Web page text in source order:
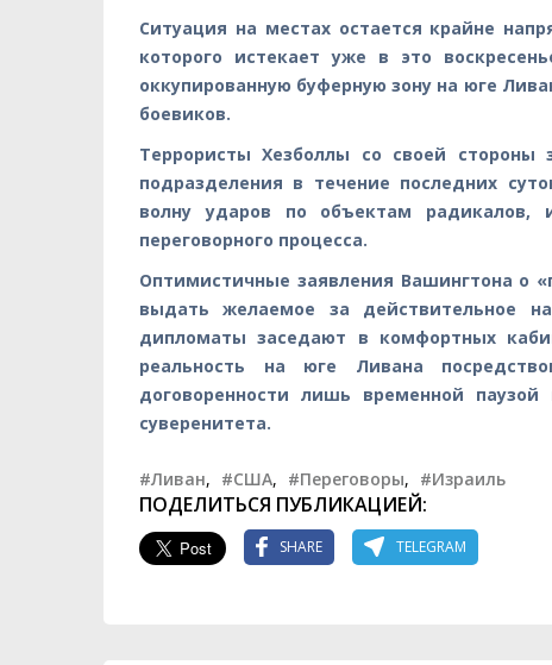
Ситуация на местах остается крайне
которого истекает уже в это
оккупированную буферную зону на юге
боевиков.
Террористы Хезболлы со своей
подразделения в течение последних
волну ударов по объектам радикалов,
переговорного процесса.
Оптимистичные заявления Вашингтона о
выдать желаемое за действительное
дипломаты заседают в комфортных
реальность на юге Ливана
договоренности лишь временной
суверенитета.
#Ливан, #США, #Переговоры, #Израиль
ПОДЕЛИТЬСЯ ПУБЛИКАЦИЕЙ:
SHARE TELEGRAM